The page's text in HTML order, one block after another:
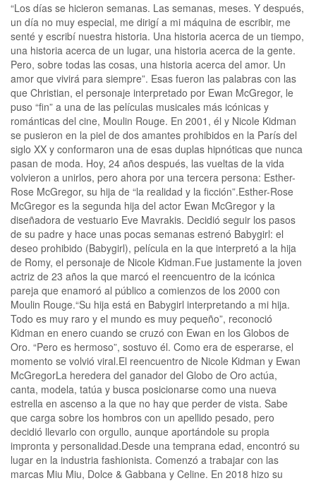
“Los días se hicieron semanas. Las semanas, meses. Y después,
un día no muy especial, me dirigí a mi máquina de escribir, me
senté y escribí nuestra historia. Una historia acerca de un tiempo,
una historia acerca de un lugar, una historia acerca de la gente.
Pero, sobre todas las cosas, una historia acerca del amor. Un
amor que vivirá para siempre”. Esas fueron las palabras con las
que Christian, el personaje interpretado por Ewan McGregor, le
puso “fin” a una de las películas musicales más icónicas y
románticas del cine, Moulin Rouge. En 2001, él y Nicole Kidman
se pusieron en la piel de dos amantes prohibidos en la París del
siglo XX y conformaron una de esas duplas hipnóticas que nunca
pasan de moda. Hoy, 24 años después, las vueltas de la vida
volvieron a unirlos, pero ahora por una tercera persona: Esther-
Rose McGregor, su hija de “la realidad y la ficción”.Esther-Rose
McGregor es la segunda hija del actor Ewan McGregor y la
diseñadora de vestuario Eve Mavrakis. Decidió seguir los pasos
de su padre y hace unas pocas semanas estrenó Babygirl: el
deseo prohibido (Babygirl), película en la que interpretó a la hija
de Romy, el personaje de Nicole Kidman.Fue justamente la joven
actriz de 23 años la que marcó el reencuentro de la icónica
pareja que enamoró al público a comienzos de los 2000 con
Moulin Rouge.“Su hija está en Babygirl interpretando a mi hija.
Todo es muy raro y el mundo es muy pequeño”, reconoció
Kidman en enero cuando se cruzó con Ewan en los Globos de
Oro. “Pero es hermoso”, sostuvo él. Como era de esperarse, el
momento se volvió viral.El reencuentro de Nicole Kidman y Ewan
McGregorLa heredera del ganador del Globo de Oro actúa,
canta, modela, tatúa y busca posicionarse como una nueva
estrella en ascenso a la que no hay que perder de vista. Sabe
que carga sobre los hombros con un apellido pesado, pero
decidió llevarlo con orgullo, aunque aportándole su propia
impronta y personalidad.Desde una temprana edad, encontró su
lugar en la industria fashionista. Comenzó a trabajar con las
marcas Miu Miu, Dolce & Gabbana y Celine. En 2018 hizo su